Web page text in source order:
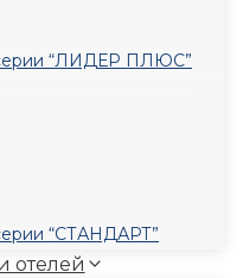
“ЛИДЕР ПЛЮС”
“СТАНДАРТ”
отелей